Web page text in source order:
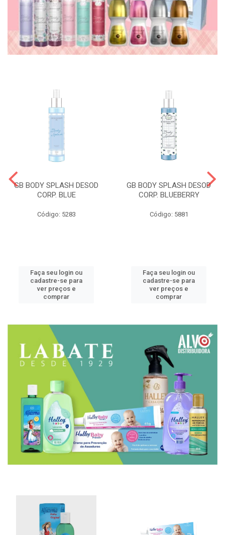
GB BODY SPLASH DESOD
CORP. BLUE
Código: 5283
Faça seu login ou
cadastre-se para
ver preços e
comprar
GB BODY SPLASH DESOD
CORP. BLUEBERRY
Código: 5881
Faça seu login ou
cadastre-se para
ver preços e
comprar